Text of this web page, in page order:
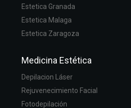
Estetica Granada
Estetica Malaga
Estetica Zaragoza
Medicina Estética
Depilacion Láser
Rejuvenecimiento Facial
Fotodepilación